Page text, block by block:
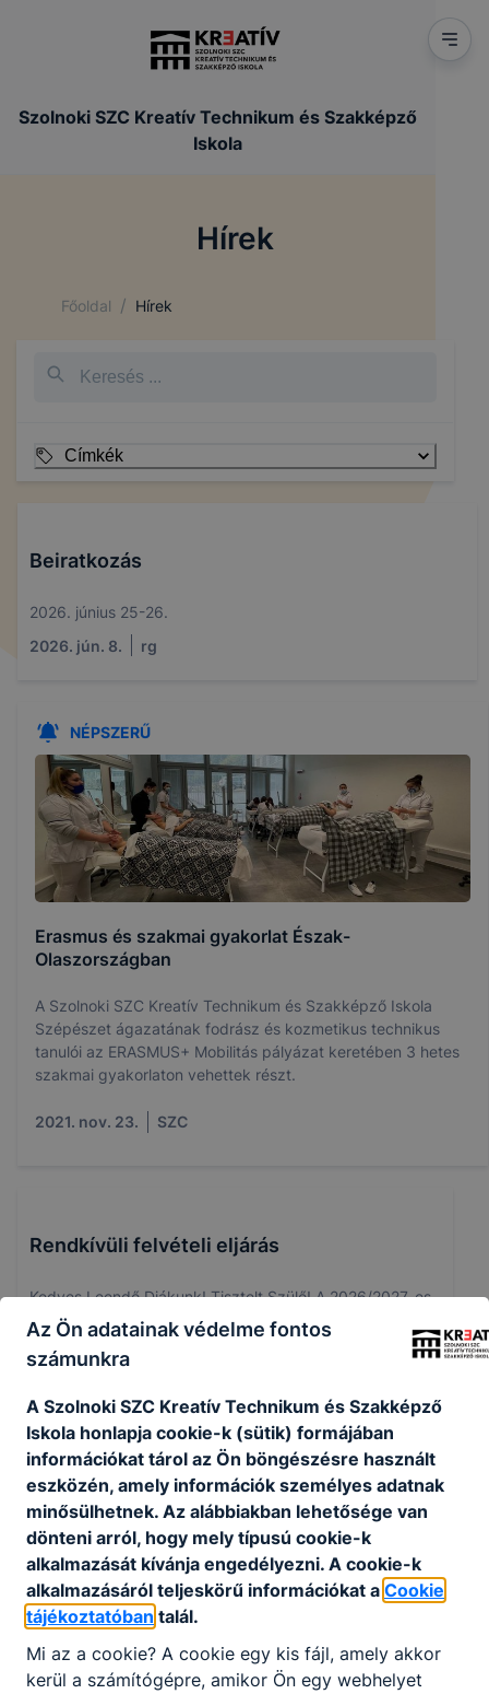
Szolnoki SZC Kreatív Technikum és Szakképző
Iskola
Hírek
Főoldal / Hírek
Címkék
Beiratkozás
2026. június 25-26.
2026. jún. 8.
rg
NÉPSZERŰ
Erasmus és szakmai gyakorlat Észak-
Olaszországban
A Szolnoki SZC Kreatív Technikum és Szakképző Iskola
Szépészet ágazatának fodrász és kozmetikus technikus
tanulói az ERASMUS+ Mobilitás pályázat keretében 3 hetes
szakmai gyakorlaton vehettek részt.
2021. nov. 23. SZC
Rendkívüli felvételi eljárás
Kedves Leendő Diákunk! Tisztelt Szülő! A 2026/2027-es
tanévre rendkívüli felvételi eljárást hirdetünk.
2026. máj. 8.
MEGHALLGATÁS
2026-os X-Faktor
2026. jan. 28.
rg
Merre tovább?
Az Ön adatainak védelme fontos
számunkra
A Szolnoki SZC Kreatív Technikum és Szakképző
Iskola honlapja cookie-k (sütik) formájában
információkat tárol az Ön böngészésre használt
eszközén, amely információk személyes adatnak
minősülhetnek. Az alábbiakban lehetősége van
dönteni arról, hogy mely típusú cookie-k
alkalmazását kívánja engedélyezni. A cookie-k
alkalmazásáról teljeskörű információkat a Cookie
tájékoztatóban talál.
Mi az a cookie? A cookie egy kis fájl, amely akkor
kerül a számítógépre, amikor Ön egy webhelyet